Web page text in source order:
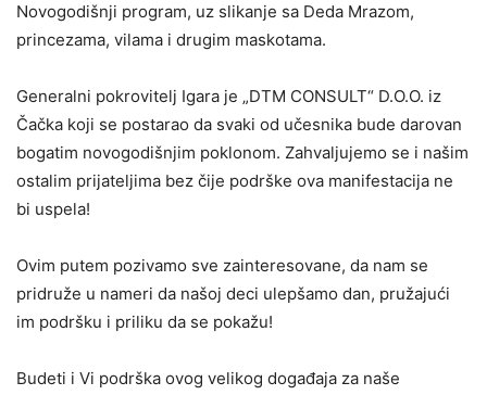
Novogodišnji program, uz slikanje sa Deda Mrazom,
princezama, vilama i drugim maskotama.
Generalni pokrovitelj Igara je „DTM CONSULT“ D.O.O. iz
Čačka koji se postarao da svaki od učesnika bude darovan
bogatim novogodišnjim poklonom. Zahvaljujemo se i našim
ostalim prijateljima bez čije podrške ova manifestacija ne
bi uspela!
Ovim putem pozivamo sve zainteresovane, da nam se
pridruže u nameri da našoj deci ulepšamo dan, pružajući
im podršku i priliku da se pokažu!
Budeti i Vi podrška ovog velikog događaja za naše